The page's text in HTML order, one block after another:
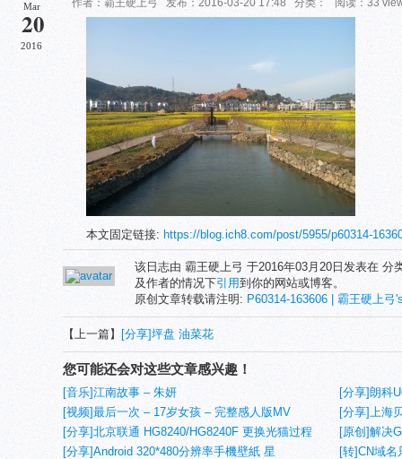
Mar
20
2016
作者：霸王硬上弓 发布：2016-03-20 17:48 分类： 阅读：33
本文固定链接: https://blog.ich8.com/post/5955/p60314-
该日志由 霸王硬上弓 于2016年03月20日发表在 分
及作者的情况下引用到你的网站或博客。
原创文章转载请注明: P60314-163606 | 霸王硬上弓
【上一篇】 [分享]坪盘 油菜花
您可能还会对这些文章感兴趣！
[音乐]江南故事 – 朱妍
[分享]朗科
[视频]最后一次 – 17岁女孩 – 完整感人版MV
[分享]上海
[分享]北京联通 HG8240/HG8240F 更换光猫过程
[原创]解决
芯片兼容问
[分享]Android 320*480分辨率手機壁紙 星
[转]CN域名